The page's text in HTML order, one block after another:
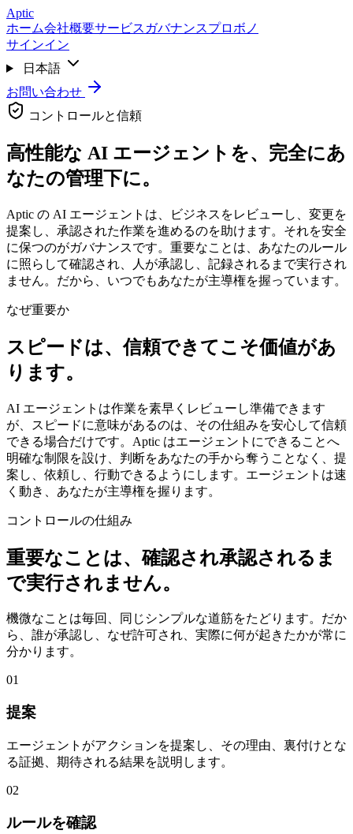
Skip to main content
Aptic
ホーム会社概要サービス ガバナンスプロボノ
サインイン
日本語
お問い合わせ
コントロールと信頼
高性能な AI エージェントを、完全にあ
なたの管理下に。
Aptic の AI エージェントは、ビジネスをレビューし、変更を
提案し、承認された作業を進めるのを助けます。それを安全
に保つのがガバナンスです。重要なことは、あなたのルール
に照らして確認され、人が承認し、記録されるまで実行され
ません。だから、いつでもあなたが主導権を握っています。
なぜ重要か
スピードは、信頼できてこそ価値があ
ります。
AI エージェントは作業を素早くレビューし準備できます
が、スピードに意味があるのは、その仕組みを安心して信頼
できる場合だけです。Aptic はエージェントにできることへ
明確な制限を設け、判断をあなたの手から奪うことなく、提
案し、依頼し、行動できるようにします。エージェントは速
く動き、あなたが主導権を握ります。
コントロールの仕組み
重要なことは、確認され承認されるま
で実行されません。
機微なことは毎回、同じシンプルな道筋をたどります。だか
ら、誰が承認し、なぜ許可され、実際に何が起きたかが常に
分かります。
01
提案
エージェントがアクションを提案し、その理由、裏付けとな
る証拠、期待される結果を説明します。
02
ルールを確認